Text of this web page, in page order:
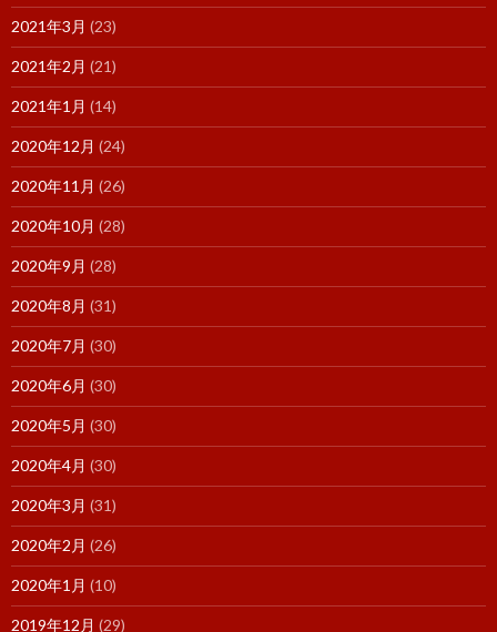
2021年3月 (23)
2021年2月 (21)
2021年1月 (14)
2020年12月 (24)
2020年11月 (26)
2020年10月 (28)
2020年9月 (28)
2020年8月 (31)
2020年7月 (30)
2020年6月 (30)
2020年5月 (30)
2020年4月 (30)
2020年3月 (31)
2020年2月 (26)
2020年1月 (10)
2019年12月 (29)